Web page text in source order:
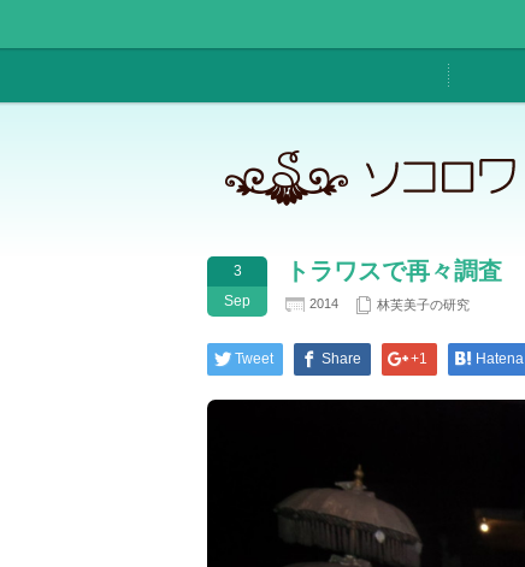
3
Sep
トラワスで再々調査
2014 林芙美子の研究
Tweet Share +1 Hatena